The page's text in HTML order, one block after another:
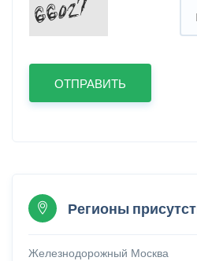
Регионы
Железнодорожный Москва